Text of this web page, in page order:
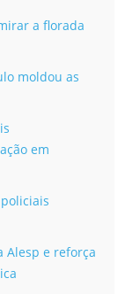
a florada
moldou as
em
Alesp e reforça